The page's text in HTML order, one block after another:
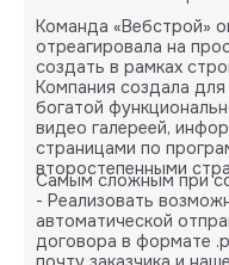
Команда «Вебстрой»
отреагировала на
создать в рамках
Компания создала
богатой
видео галереей,
страницами по
второстепенными
Самым сложным при
- Реализовать
автоматической
договора в формате